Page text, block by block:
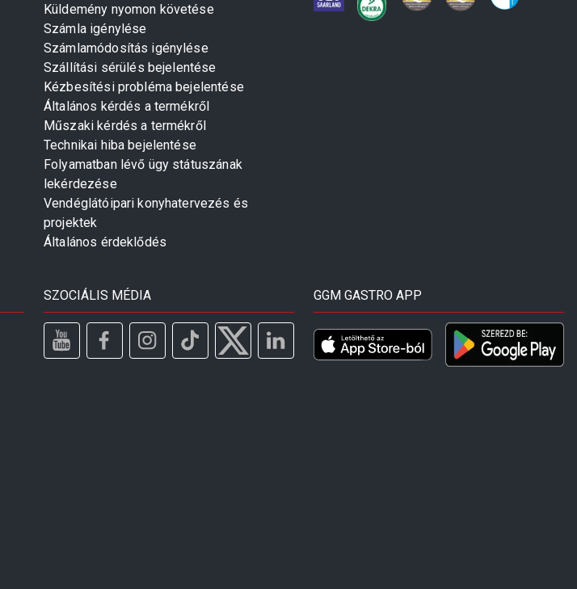
Küldemény nyomon követése
Számla igénylése
Számlamódosítás igénylése
Szállítási sérülés bejelentése
Kézbesítési probléma bejelentése
Általános kérdés a termékről
Műszaki kérdés a termékről
Technikai hiba bejelentése
Folyamatban lévő ügy státuszának
lekérdezése
Vendéglátóipari konyhatervezés és
projektek
Általános érdeklődés
SZOCIÁLIS MÉDIA GGM GASTRO APP